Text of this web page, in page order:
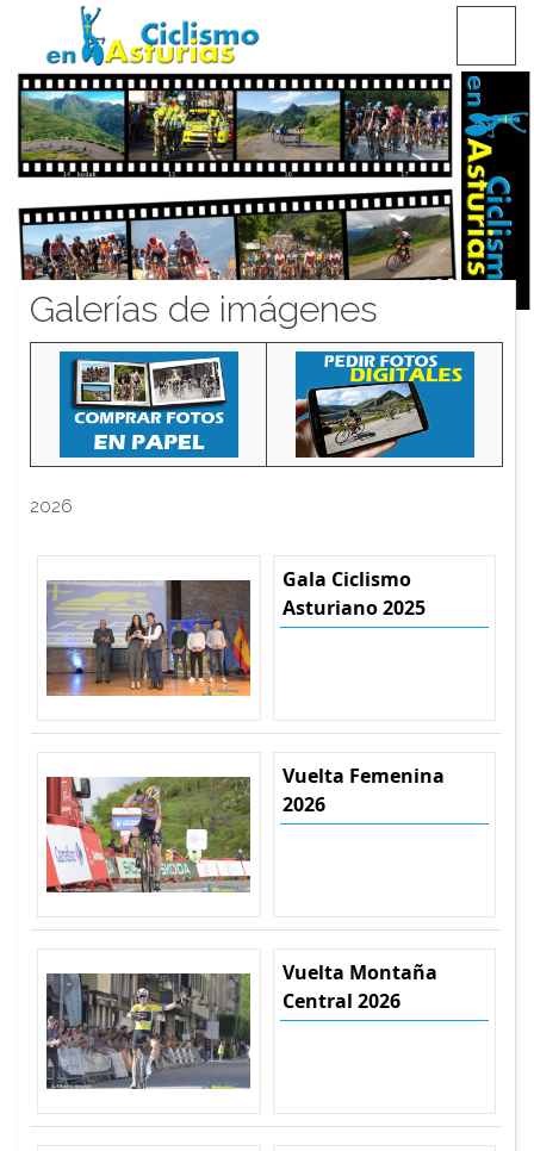
CICLISMO EN ASTURIAS
Galerías de imágenes
2026
Gala Ciclismo
Asturiano 2025
Vuelta Femenina
2026
Vuelta Montaña
Central 2026